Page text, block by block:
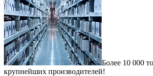
Более 10 000
крупнейших производителей!